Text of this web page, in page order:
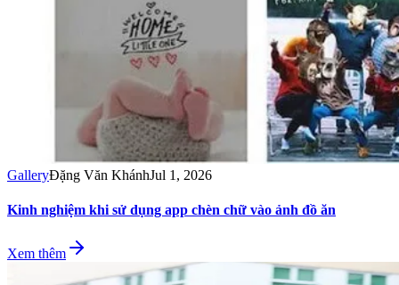
GalleryĐặng Văn KhánhJul 1, 2026
Kinh nghiệm khi sử dụng app chèn chữ vào ảnh đồ ăn
Xem thêm